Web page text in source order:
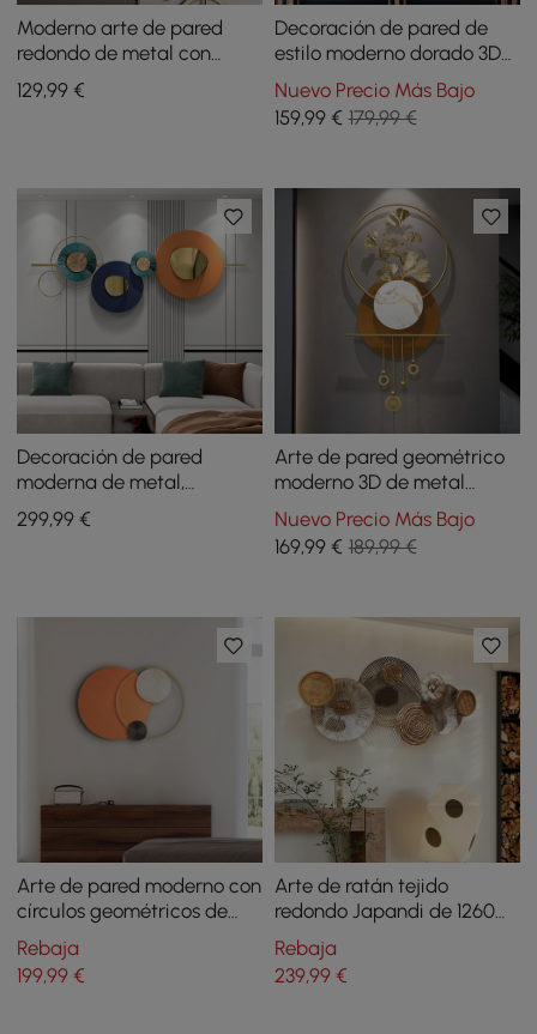
Moderno arte de pared
redondo de metal con
hojas de ginkgo ahuecadas
en 3D para decoración del
129,99 €
Decoración de pared de
estilo moderno dorado 3D
metal para colgar en el
hogar
Nuevo Precio Más Bajo
159,99€ 179,99 €
Decoración de pared
moderna de metal,
geométrica y redonda,
para sala de estar, naranja,
299,99 €
Arte de pared geométrico
moderno 3D de metal
dorado con hojas de ginkgo
de 1180 mm con detalles en
mármol
Nuevo Precio Más Bajo
169,99€ 189,99 €
Arte de pared moderno con
círculos geométricos de
metal grande, único para
colgar en la pared para
sala de estar
Rebaja
199,99 €
Arte de ratán tejido
redondo Japandi de 1260
mm para pared grande,
superpuesto de madera
Rebaja
239,99€